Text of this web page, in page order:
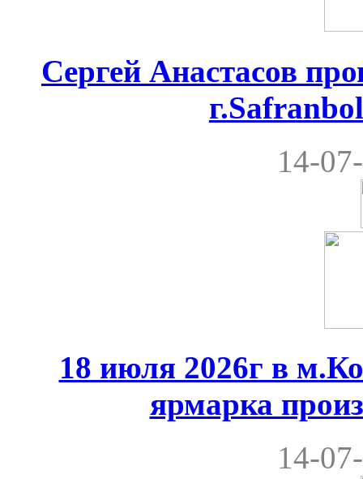
Сергей Анастасов
14-
18 июля 2026г в
ярмарка
14-